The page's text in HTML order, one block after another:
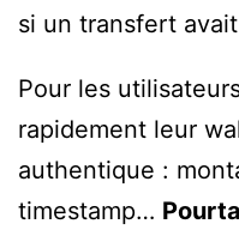
si un transfert
Pour les
rapidement leur
authentique :
timestamp…